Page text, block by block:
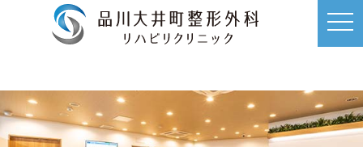
t
o
n
a
v
i